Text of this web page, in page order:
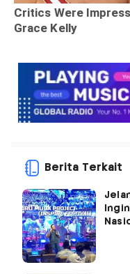
Berita Terkait